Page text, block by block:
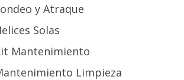
y Atraque
Solas
Mantenimiento
Limpieza